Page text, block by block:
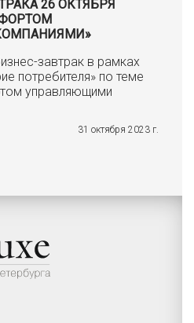
26 ОКТЯБРЯ
завтрак в рамках
потребителя» по теме
управляющими
31 октября 2023 г.